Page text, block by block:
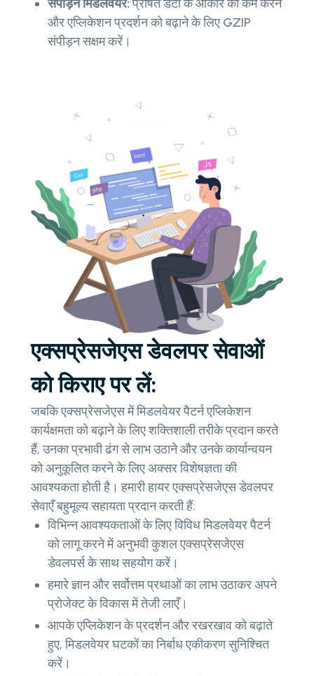
संपीड़न मिडलवेयर:प्रेषित डेटा के आकार को कम करने
और एप्लिकेशन प्रदर्शन को बढ़ाने के लिए GZIP
संपीड़न सक्षम करें।
एक्सप्रेसजेएस डेवलपर सेवाओं
को किराए पर लें:
जबकि एक्सप्रेसजेएस में मिडलवेयर पैटर्न एप्लिकेशन
कार्यक्षमता को बढ़ाने के लिए शक्तिशाली तरीके प्रदान करते
हैं, उनका प्रभावी ढंग से लाभ उठाने और उनके कार्यान्वयन
को अनुकूलित करने के लिए अक्सर विशेषज्ञता की
आवश्यकता होती है। हमारी हायर एक्सप्रेसजेएस डेवलपर
सेवाएँ बहुमूल्य सहायता प्रदान करती हैं:
विभिन्न आवश्यकताओं के लिए विविध मिडलवेयर पैटर्न
को लागू करने में अनुभवी कुशल एक्सप्रेसजेएस
डेवलपर्स के साथ सहयोग करें।
हमारे ज्ञान और सर्वोत्तम प्रथाओं का लाभ उठाकर अपने
प्रोजेक्ट के विकास में तेजी लाएँ।
आपके एप्लिकेशन के प्रदर्शन और रखरखाव को बढ़ाते
हुए, मिडलवेयर घटकों का निर्बाध एकीकरण सुनिश्चित
करें।